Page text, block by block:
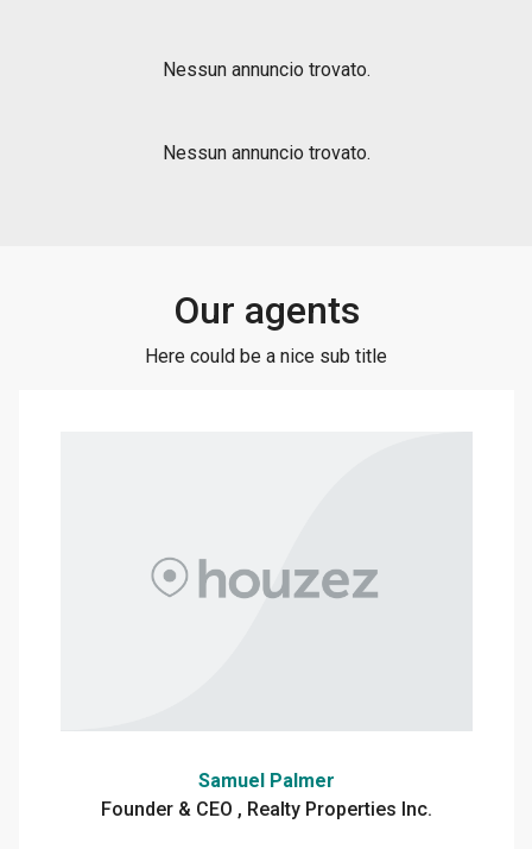
Nessun annuncio trovato.
Nessun annuncio trovato.
Our agents
Here could be a nice sub title
Samuel Palmer
Founder & CEO , Realty Properties Inc.